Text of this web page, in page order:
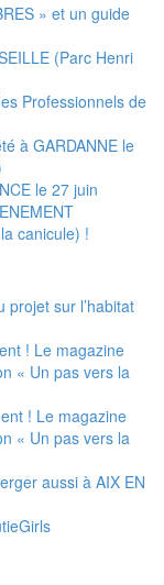
» et un guide
(Parc Henri
Professionnels de
à GARDANNE le
le 27 juin
canicule) !
projet sur l’habitat
! Le magazine
« Un pas vers la
! Le magazine
« Un pas vers la
aussi à AIX EN